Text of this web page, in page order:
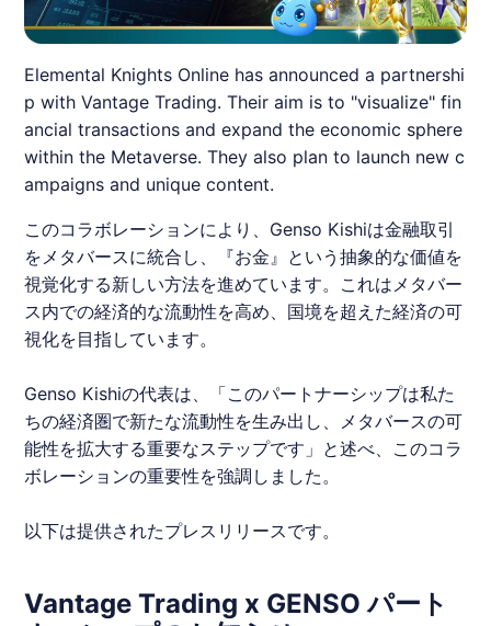
Elemental Knights Online has announced a partnershi
p with Vantage Trading. Their aim is to "visualize" fin
ancial transactions and expand the economic sphere
within the Metaverse. They also plan to launch new c
ampaigns and unique content.
このコラボレーションにより、Genso Kishiは金融取引
をメタバースに統合し、『お金』という抽象的な価値を
視覚化する新しい方法を進めています。これはメタバー
ス内での経済的な流動性を高め、国境を超えた経済の可
視化を目指しています。
Genso Kishiの代表は、「このパートナーシップは私た
ちの経済圏で新たな流動性を生み出し、メタバースの可
能性を拡大する重要なステップです」と述べ、このコラ
ボレーションの重要性を強調しました。
以下は提供されたプレスリリースです。
Vantage Trading x GENSO パート